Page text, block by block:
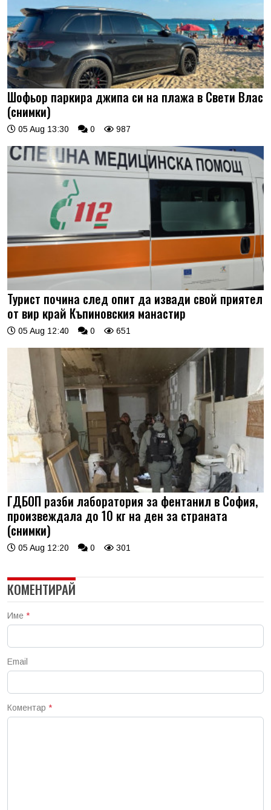
Шофьор паркира джипа си на плажа в Свети Влас
(снимки)
05 Aug 13:30 0 987
Турист почина след опит да извади свой приятел
от вир край Къпиновския манастир
05 Aug 12:40 0 651
ГДБОП разби лаборатория за фентанил в София,
произвеждала до 10 кг на ден за страната
(снимки)
05 Aug 12:20 0 301
КОМЕНТИРАЙ
Име *
Email
Коментар *